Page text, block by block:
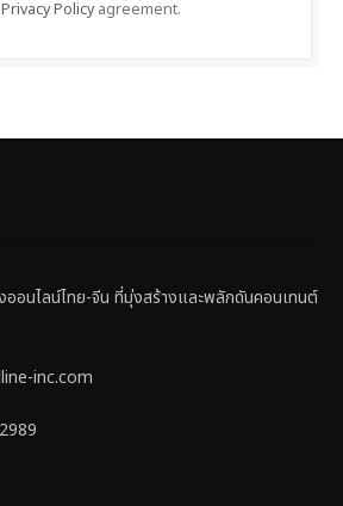
Privacy Policyagreement.
อนไลน์ไทย-จีน ที่มุ่งสร้างและพลักดันคอนเทนต์
inc.com